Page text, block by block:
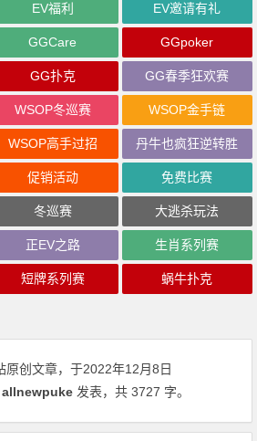
EV福利 EV邀请有礼
GGCare GGpoker
GG扑克 GG春季狂欢赛
WSOP冬巡赛 WSOP金手链
WSOP高手过招 丹牛也疯狂逆转胜
促销活动 免费比赛
冬巡赛 大逃杀玩法
正EV之路 生肖系列赛
短牌系列赛 蜗牛扑克
原创文章，于2022年12月8日
allnewpuke 发表，共 3727 字。